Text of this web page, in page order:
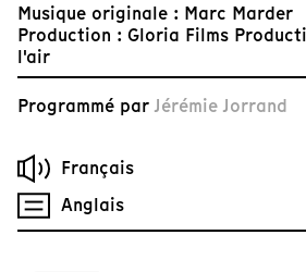
Musique originale : Marc Marder
Production : Gloria Films
l'air
Programmé par Jérémie Jorrand
Français
Anglais